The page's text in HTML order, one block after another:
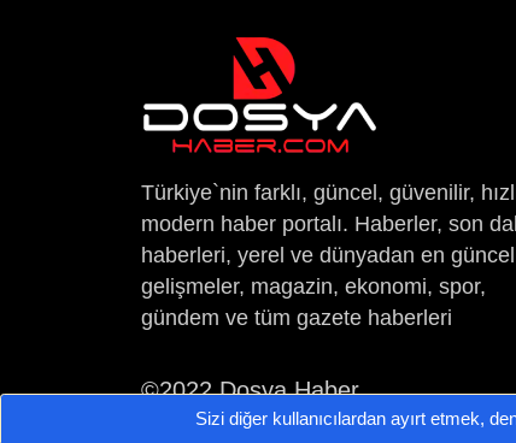
Türkiye`nin farklı, güncel, güvenilir,
modern haber portalı. Haberler, son
haberleri, yerel ve dünyadan en güncel
gelişmeler, magazin, ekonomi, spor,
gündem ve tüm gazete haberleri
©2022 Dosya Haber
Sizi diğer kullanıcılardan ayırt etmek,